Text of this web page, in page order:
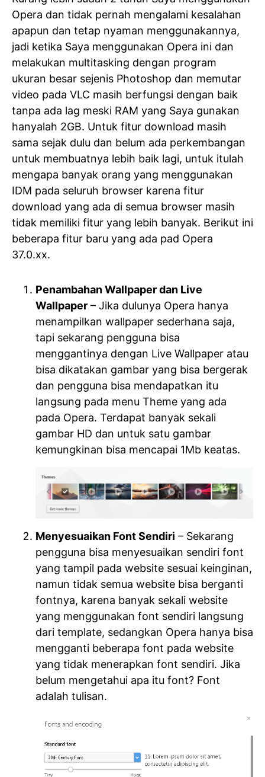
Opera dan tidak pernah mengalami kesalahan
apapun dan tetap nyaman menggunakannya,
jadi ketika Saya menggunakan Opera ini dan
melakukan multitasking dengan program
ukuran besar sejenis Photoshop dan memutar
video pada VLC masih berfungsi dengan baik
tanpa ada lag meski RAM yang Saya gunakan
hanyalah 2GB. Untuk fitur download masih
sama sejak dulu dan belum ada perkembangan
untuk membuatnya lebih baik lagi, untuk itulah
mengapa banyak orang yang menggunakan
IDM pada seluruh browser karena fitur
download yang ada di semua browser masih
tidak memiliki fitur yang lebih banyak. Berikut ini
beberapa fitur baru yang ada pad Opera
37.0.xx.
Penambahan Wallpaper dan Live
Wallpaper – Jika dulunya Opera hanya
menampilkan wallpaper sederhana saja,
tapi sekarang pengguna bisa
menggantinya dengan Live Wallpaper atau
bisa dikatakan gambar yang bisa bergerak
dan pengguna bisa mendapatkan itu
langsung pada menu Theme yang ada
pada Opera. Terdapat banyak sekali
gambar HD dan untuk satu gambar
kemungkinan bisa mencapai 1Mb keatas.
Menyesuaikan Font Sendiri – Sekarang
pengguna bisa menyesuaikan sendiri font
yang tampil pada website sesuai keinginan,
namun tidak semua website bisa berganti
fontnya, karena banyak sekali website
yang menggunakan font sendiri langsung
dari template, sedangkan Opera hanya bisa
mengganti beberapa font pada website
yang tidak menerapkan font sendiri. Jika
belum mengetahui apa itu font? Font
adalah tulisan.